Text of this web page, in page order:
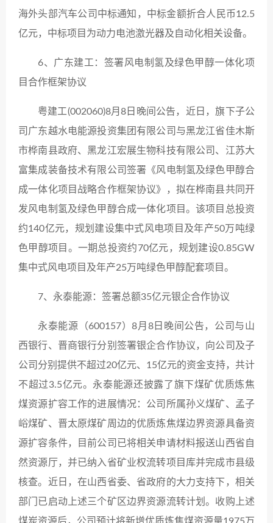
海外头部汽车公司中标通知，中标金额折合人民币12.5
亿元，中标项目为动力电池激光器及自动化相关设备。
6、广东建工：签署风电制氢及绿色甲醇一体化项
目合作框架协议
粤建工(002060)8月8日晚间公告，近日，旗下子公
司广东越水电能源投资集团有限公司与黑龙江省佳木斯
市桦南县政府、黑龙江宏展生物科技有限公司、江苏大
富集成装备技术有限公司签署《风电制氢及绿色甲醇合
成一体化项目战略合作框架协议》，拟在桦南县共同开
发风电制氢及绿色甲醇合成一体化项目。该项目总投资
约140亿元，规划建设集中式风电项目及年产50万吨绿
色甲醇项目。一期总投资约70亿元，规划建设0.85GW
集中式风电项目及年产25万吨绿色甲醇配套项目。
7、永泰能源：签署总额35亿元银企合作协议
永泰能源（600157）8月8日晚间公告，公司与山
西银行、晋商银行分别签署银企合作协议，向公司及子
公司分别提供不超过20亿元、15亿元的资金支持，共计
不超过3.5亿元。永泰能源还披露了旗下煤矿优质炼焦
煤资源扩容工作的进展情况：公司所属孙义煤矿、孟子
峪煤矿、晋太原煤矿周边的优质炼焦煤边界资源具备资
源扩容条件，目前公司已将相关申请材料报送山西省自
然资源厅，并已纳入省矿业权流转项目库并完成市县级
核查。近日，在山西省委、省政府的大力支持下，相关
部门已启动上述三个矿区边界资源流转计划。收购上述